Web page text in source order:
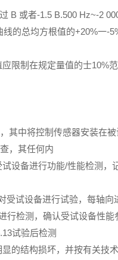
B 或者-1.5 B.500 Hz~-2
的总均方根值的+20%一-
限制在规定量值的士10%范
其中将控制传感器安装在
，其任何内
设备进行功能/性能检测，
受试设备进行试验，每轴向
行检测，确认受试设备性
试验后检测
的结构损坏，并按有关技